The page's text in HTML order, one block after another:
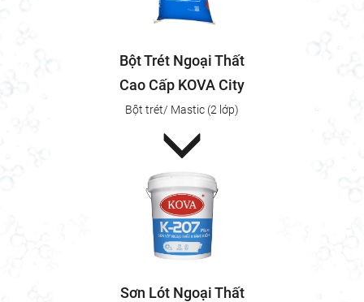
Bột Trét Ngoại Thất
Cao Cấp KOVA City
Bột trét/ Mastic (2 lớp)
Sơn Lót Ngoại Thất